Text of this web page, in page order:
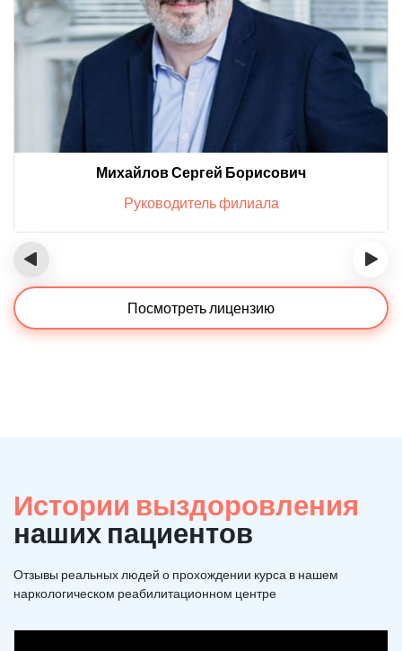
Михайлов Сергей Борисович
Руководитель филиала
‹ ›
Посмотреть лицензию
Истории выздоровления
наших пациентов
Отзывы реальных людей о прохождении курса в нашем
наркологическом реабилитационном центре